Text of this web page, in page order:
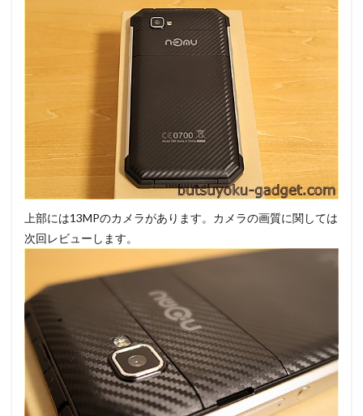
上部には13MPのカメラがあります。カメラの画質に関しては
次回レビューします。